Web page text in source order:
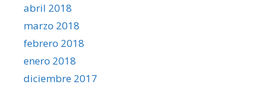
abril 2018
marzo 2018
febrero 2018
enero 2018
diciembre 2017